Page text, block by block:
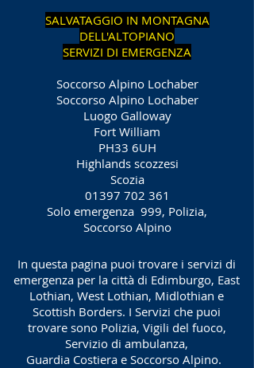
SALVATAGGIO IN MONTAGNA
DELL'ALTOPIANO
SERVIZI DI EMERGENZA
Soccorso Alpino Lochaber
Soccorso Alpino Lochaber
Luogo Galloway
Fort William
PH33 6UH
Highlands scozzesi
Scozia
01397 702 361
Solo emergenza 999, Polizia,
Soccorso Alpino
In questa pagina puoi trovare i servizi di
emergenza per la città di Edimburgo, East
Lothian, West Lothian, Midlothian e
Scottish Borders. I Servizi che puoi
trovare sono Polizia, Vigili del fuoco,
Servizio di ambulanza,
Guardia Costiera e Soccorso Alpino.